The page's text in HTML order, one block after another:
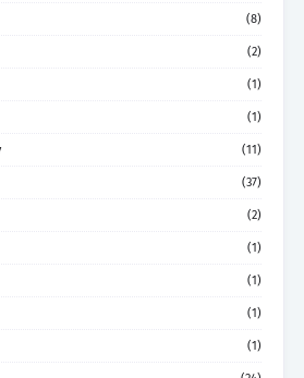
(8)
(2)
(1)
(1)
(11)
(37)
(2)
(1)
(1)
(1)
(1)